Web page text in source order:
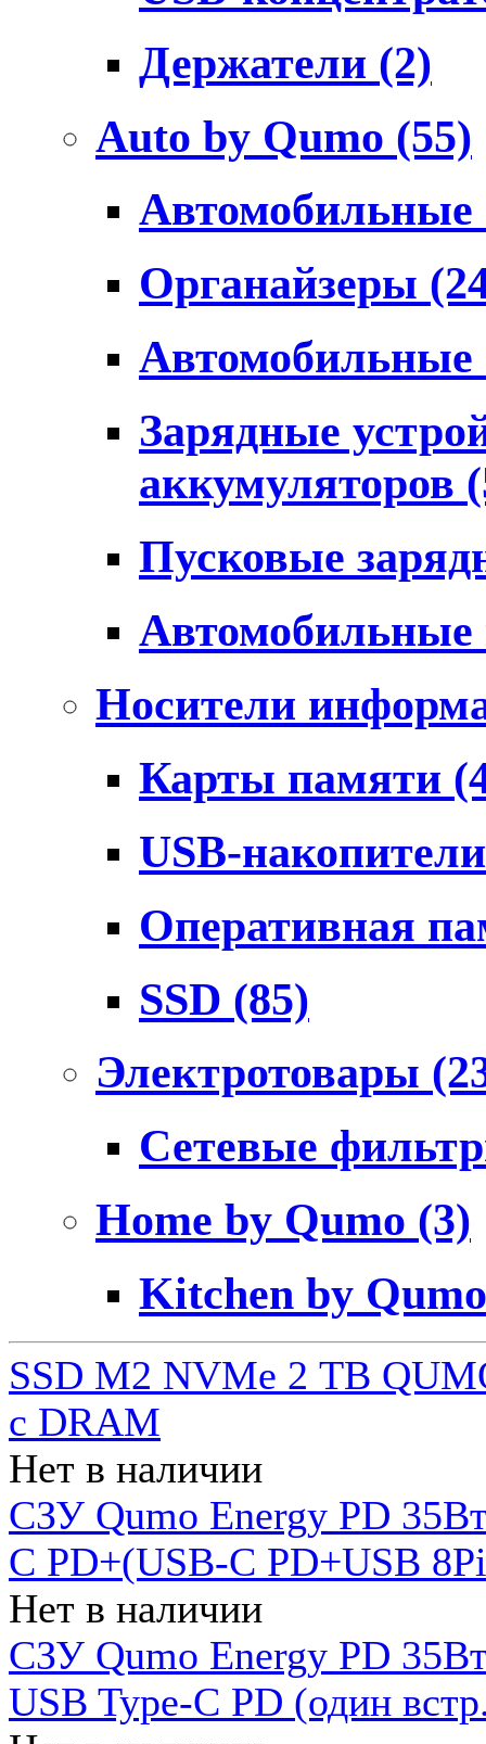
Держатели (2)
Auto by Qumo (55)
Органайзеры
Зарядные
аккумуляторов
Пусковые
Носители
Карты памяти
USB-
Оперативная
SSD (85)
Электротовары
Сетевые
Home by Qumo (3)
Kitchen by
SSD M2 NVMe 2 ТB
c DRAM
Нет в наличии
СЗУ Qumo Energy PD
C PD+(USB-C PD+USB
Нет в наличии
СЗУ Qumo Energy PD
USB Type-C PD (один